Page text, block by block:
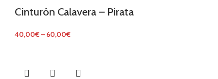
Cinturón Calavera – Pirata
40,00€– 60,00€